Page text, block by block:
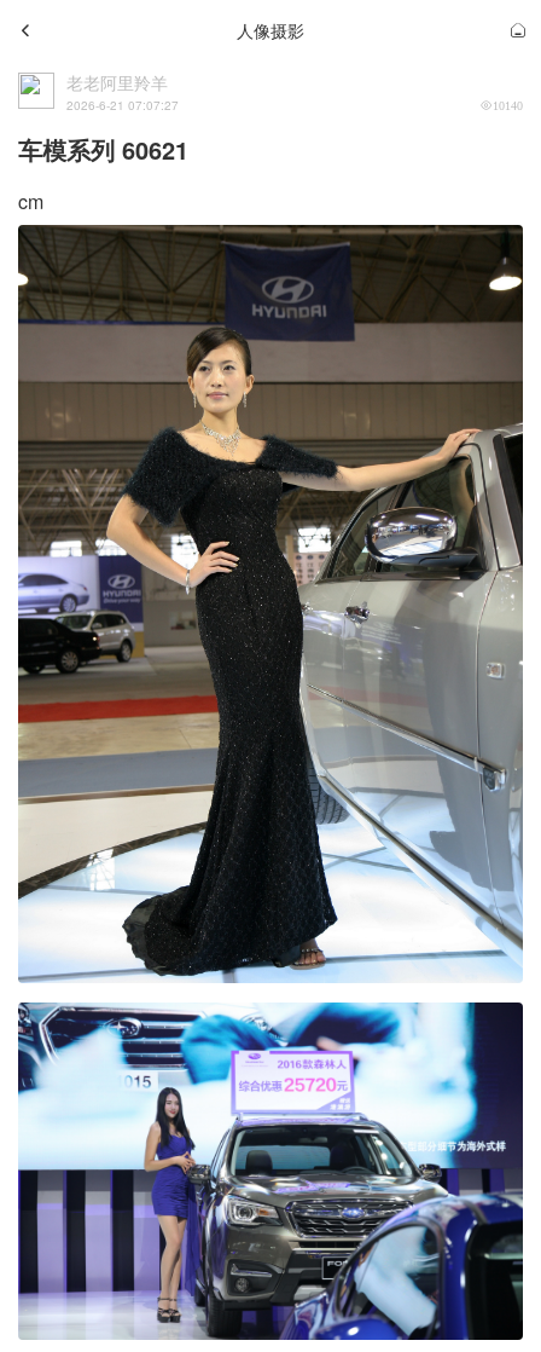
人像摄影
老老阿里羚羊
2026-6-21 07:07:27 10140
车模系列 60621
cm